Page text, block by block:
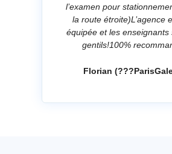
l’examen pour
la route étroite)L’agence
équipée et les enseignants
gentils!100%
Florian